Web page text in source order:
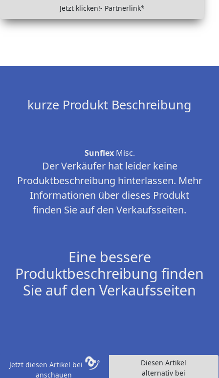
Jetzt klicken!- Partnerlink*
kurze Produkt Beschreibung
SunflexMisc.
Der Verkäufer hat leider keine
Produktbeschreibung hinterlassen. Mehr
Informationen über dieses Produkt
finden Sie auf den Verkaufsseiten.
Eine bessere
Produktbeschreibung finden
Sie auf den Verkaufsseiten
Jetzt diesen Artikel bei
anschauen
Diesen Artikel
alternativ bei